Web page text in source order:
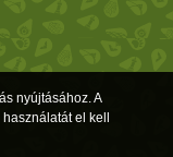
nyújtásához. A
el kell